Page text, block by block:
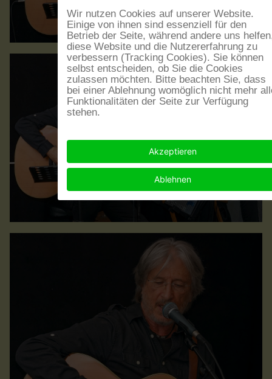
Wir nutzen Cookies auf unserer Website.
Einige von ihnen sind essenziell für den
Betrieb der Seite, während andere uns
diese Website und die Nutzererfahrung zu
verbessern (Tracking Cookies). Sie können
selbst entscheiden, ob Sie die Cookies
zulassen möchten. Bitte beachten Sie, dass
bei einer Ablehnung womöglich nicht mehr
Funktionalitäten der Seite zur Verfügung
stehen.
Akzeptieren
Ablehnen